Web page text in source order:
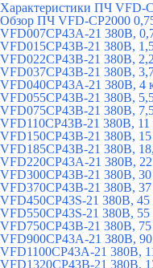
Характеристики ПЧ VFD-
Обзор ПЧ VFD-CP2000
VFD007CP43A-21 380В,
VFD015CP43B-21 380В,
VFD022CP43B-21 380В,
VFD037CP43B-21 380В,
VFD040CP43A-21 380В, 4
VFD055CP43B-21 380В,
VFD075CP43B-21 380В,
VFD110CP43B-21 380В, 11
VFD150CP43B-21 380В,
VFD185CP43B-21 380В,
VFD220CP43A-21 380В,
VFD300CP43B-21 380В,
VFD370CP43B-21 380В,
VFD450CP43S-21 380В, 45
VFD550CP43S-21 380В, 55
VFD750CP43B-21 380В,
VFD900CP43A-21 380В,
VFD1100CP43A-21 380В,
VFD1320CP43B-21 380В,